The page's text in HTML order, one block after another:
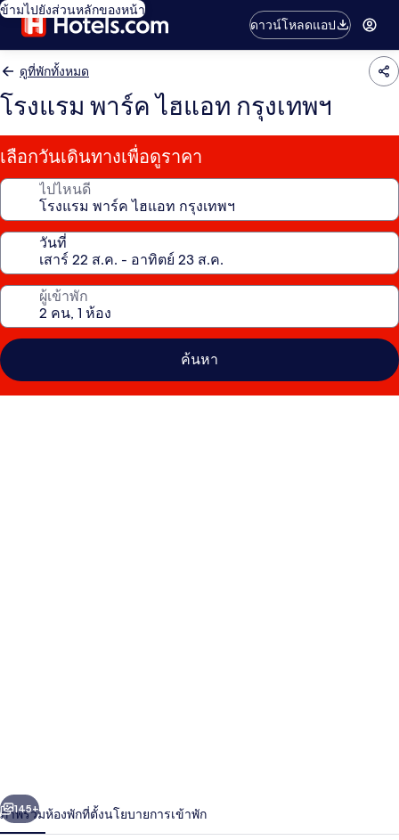
ข้ามไปยังส่วนหลักของหน้า
ดาวน์โหลดแอป
ดูที่พักทั้งหมด
โรงแรม พาร์ค ไฮแอท กรุงเทพฯ
เลือกวันเดินทางเพื่อดูราคา
ไปไหนดี
วันที่
ผู้เข้าพัก
ค้นหา
แอท
า
ถัดไป
145+
ภาพรวมห้องพักที่ตั้งนโยบายการเข้าพัก